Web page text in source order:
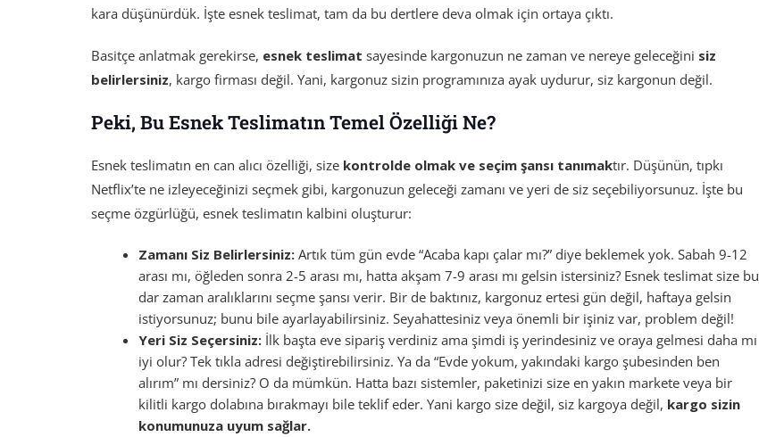
kara düşünürdük. İşte esnek teslimat, tam da bu dertlere deva olmak için ortaya çıktı.
Basitçe anlatmak gerekirse, esnek teslimat sayesinde kargonuzun ne zaman ve nereye geleceğini siz
belirlersiniz, kargo firması değil. Yani, kargonuz sizin programınıza ayak uydurur, siz kargonun değil.
Peki, Bu Esnek Teslimatın Temel Özelliği Ne?
Esnek teslimatın en can alıcı özelliği, size kontrolde olmak ve seçim şansı tanımaktır. Düşünün, tıpkı
Netflix’te ne izleyeceğinizi seçmek gibi, kargonuzun geleceği zamanı ve yeri de siz seçebiliyorsunuz. İşte bu
seçme özgürlüğü, esnek teslimatın kalbini oluşturur:
Zamanı Siz Belirlersiniz: Artık tüm gün evde “Acaba kapı çalar mı?” diye beklemek yok. Sabah 9-12
arası mı, öğleden sonra 2-5 arası mı, hatta akşam 7-9 arası mı gelsin istersiniz? Esnek teslimat size bu
dar zaman aralıklarını seçme şansı verir. Bir de baktınız, kargonuz ertesi gün değil, haftaya gelsin
istiyorsunuz; bunu bile ayarlayabilirsiniz. Seyahattesiniz veya önemli bir işiniz var, problem değil!
Yeri Siz Seçersiniz: İlk başta eve sipariş verdiniz ama şimdi iş yerindesiniz ve oraya gelmesi daha mı
iyi olur? Tek tıkla adresi değiştirebilirsiniz. Ya da “Evde yokum, yakındaki kargo şubesinden ben
alırım” mı dersiniz? O da mümkün. Hatta bazı sistemler, paketinizi size en yakın markete veya bir
kilitli kargo dolabına bırakmayı bile teklif eder. Yani kargo size değil, siz kargoya değil, kargo sizin
konumunuza uyum sağlar.